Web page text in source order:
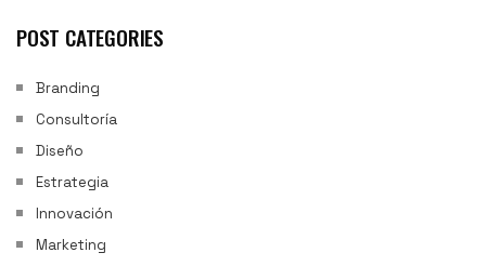
POST CATEGORIES
Branding
Consultoría
Diseño
Estrategia
Innovación
Marketing